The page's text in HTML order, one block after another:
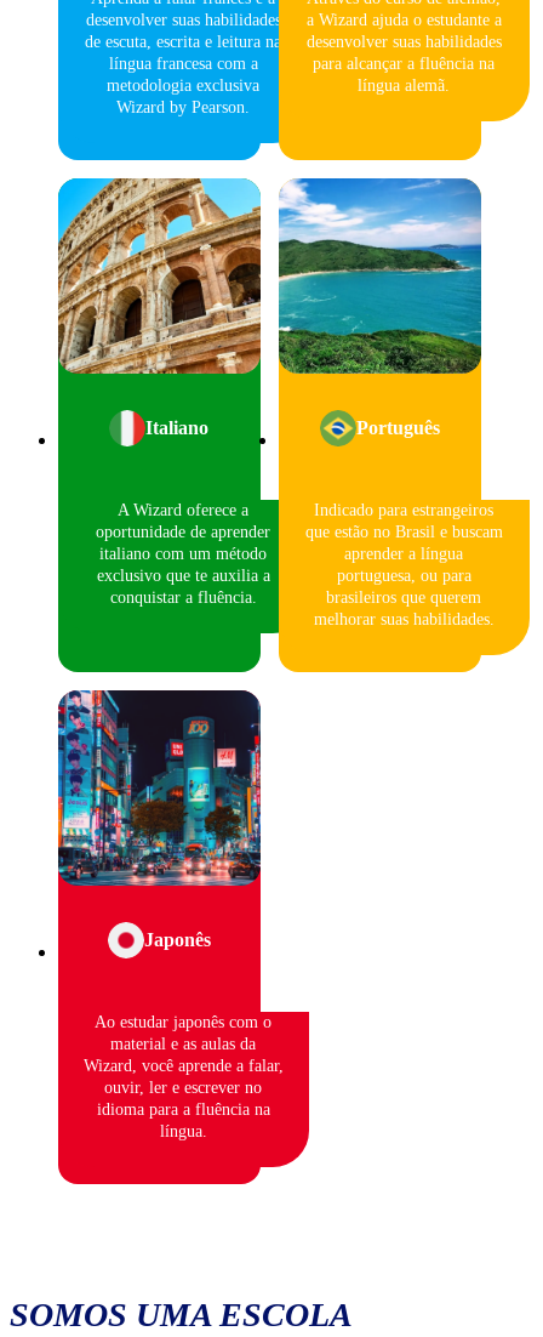
desenvolver suas habilidades
de escuta, escrita e leitura na
língua francesa com a
metodologia exclusiva
Wizard by Pearson.
a Wizard ajuda o estudante a
desenvolver suas habilidades
para alcançar a fluência na
língua alemã.
Italiano
A Wizard oferece a
oportunidade de aprender
italiano com um método
exclusivo que te auxilia a
conquistar a fluência.
Português
Indicado para estrangeiros
que estão no Brasil e buscam
aprender a língua
portuguesa, ou para
brasileiros que querem
melhorar suas habilidades.
Japonês
Ao estudar japonês com o
material e as aulas da
Wizard, você aprende a falar,
ouvir, ler e escrever no
idioma para a fluência na
língua.
SOMOS UMA ESCOLA